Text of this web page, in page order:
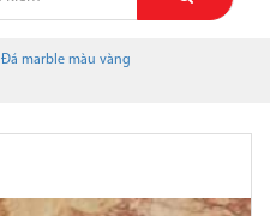
Đá marble màu vàng